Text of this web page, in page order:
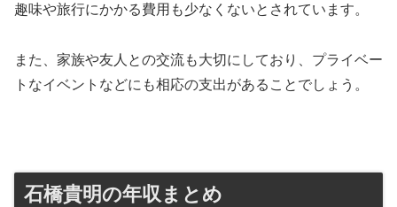
趣味や旅行にかかる費用も少なくないとされています。
また、家族や友人との交流も大切にしており、プライベー
トなイベントなどにも相応の支出があることでしょう。
石橋貴明の年収まとめ